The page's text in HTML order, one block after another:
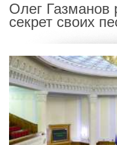
Олег Газманов
секрет своих